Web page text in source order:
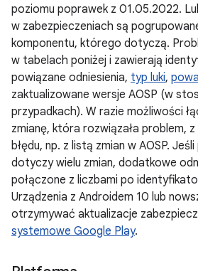
poziomu poprawek z 01.05.2022.
w zabezpieczeniach są
komponentu, którego dotyczą.
w tabelach poniżej i zawierają
powiązane odniesienia, typ luki,
zaktualizowane wersje AOSP (w
przypadkach). W razie możliwości
zmianę, która rozwiązała problem,
błędu, np. z listą zmian w AOSP.
dotyczy wielu zmian, dodatkowe
połączone z liczbami po
Urządzenia z Androidem 10 lub
otrzymywać aktualizacje
systemowe Google Play.